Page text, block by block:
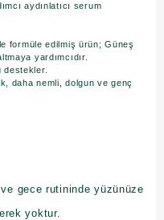
aydınlatıcı serum
formüle edilmiş ürün; Güneş
yardımcıdır.
destekler.
daha nemli, dolgun ve genç
gece rutininde yüzünüze
yoktur.